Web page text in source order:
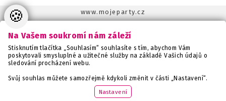
www.mojeparty.cz
www.svatebnivyzdoba.cz
www.detskaparty.cz
www.balonkovadekorace.cz
www.potiskbalonku.cz
www.stylovaparty.cz
🍪
Na Vašem soukromí nám záleží
Stisknutím tlačítka „Souhlasím“ souhlasíte s tím, abychom Vám
poskytovali smysluplné a užitečné služby na základě Vašich údajů o
sledování procházení webu.
Svůj souhlas můžete samozřejmě kdykoli změnit v části „Nastavení“.
Nastavení